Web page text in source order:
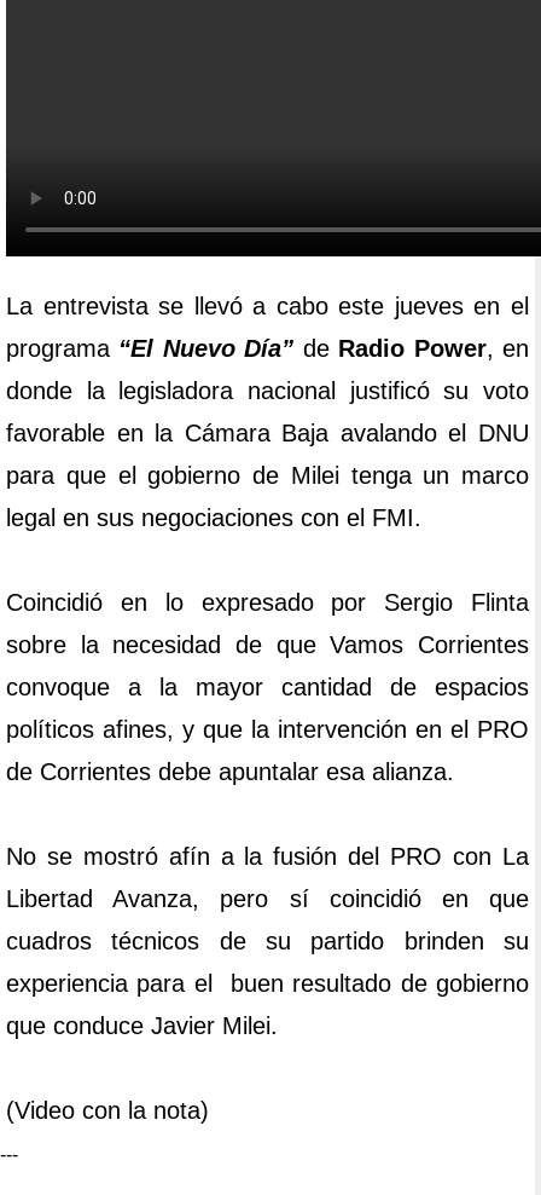
La entrevista se llevó a cabo este jueves en el
programa “El Nuevo Día” de Radio Power, en
donde la legisladora nacional justificó su voto
favorable en la Cámara Baja avalando el DNU
para que el gobierno de Milei tenga un marco
legal en sus negociaciones con el FMI.
Coincidió en lo expresado por Sergio Flinta
sobre la necesidad de que Vamos Corrientes
convoque a la mayor cantidad de espacios
políticos afines, y que la intervención en el PRO
de Corrientes debe apuntalar esa alianza.
No se mostró afín a la fusión del PRO con La
Libertad Avanza, pero sí coincidió en que
cuadros técnicos de su partido brinden su
experiencia para el buen resultado de gobierno
que conduce Javier Milei.
(Video con la nota)
---